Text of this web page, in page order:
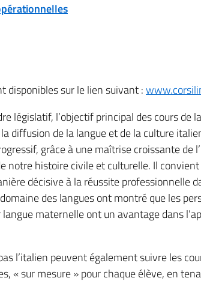
disponibles sur le lien suivant :
législatif, l’objectif principal des cours de
diffusion de la langue et de la culture
grâce à une maîtrise croissante de
notre histoire civile et culturelle. Il
décisive à la réussite professionnelle
des langues ont montré que les
maternelle ont un avantage dans
l’italien peuvent également suivre les
« sur mesure » pour chaque élève, en